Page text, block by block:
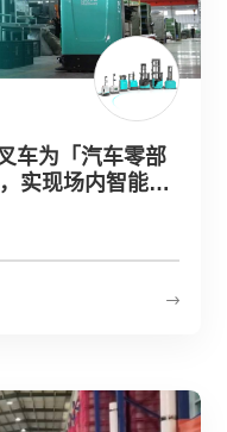
车为「汽车零部
实现场内智能物